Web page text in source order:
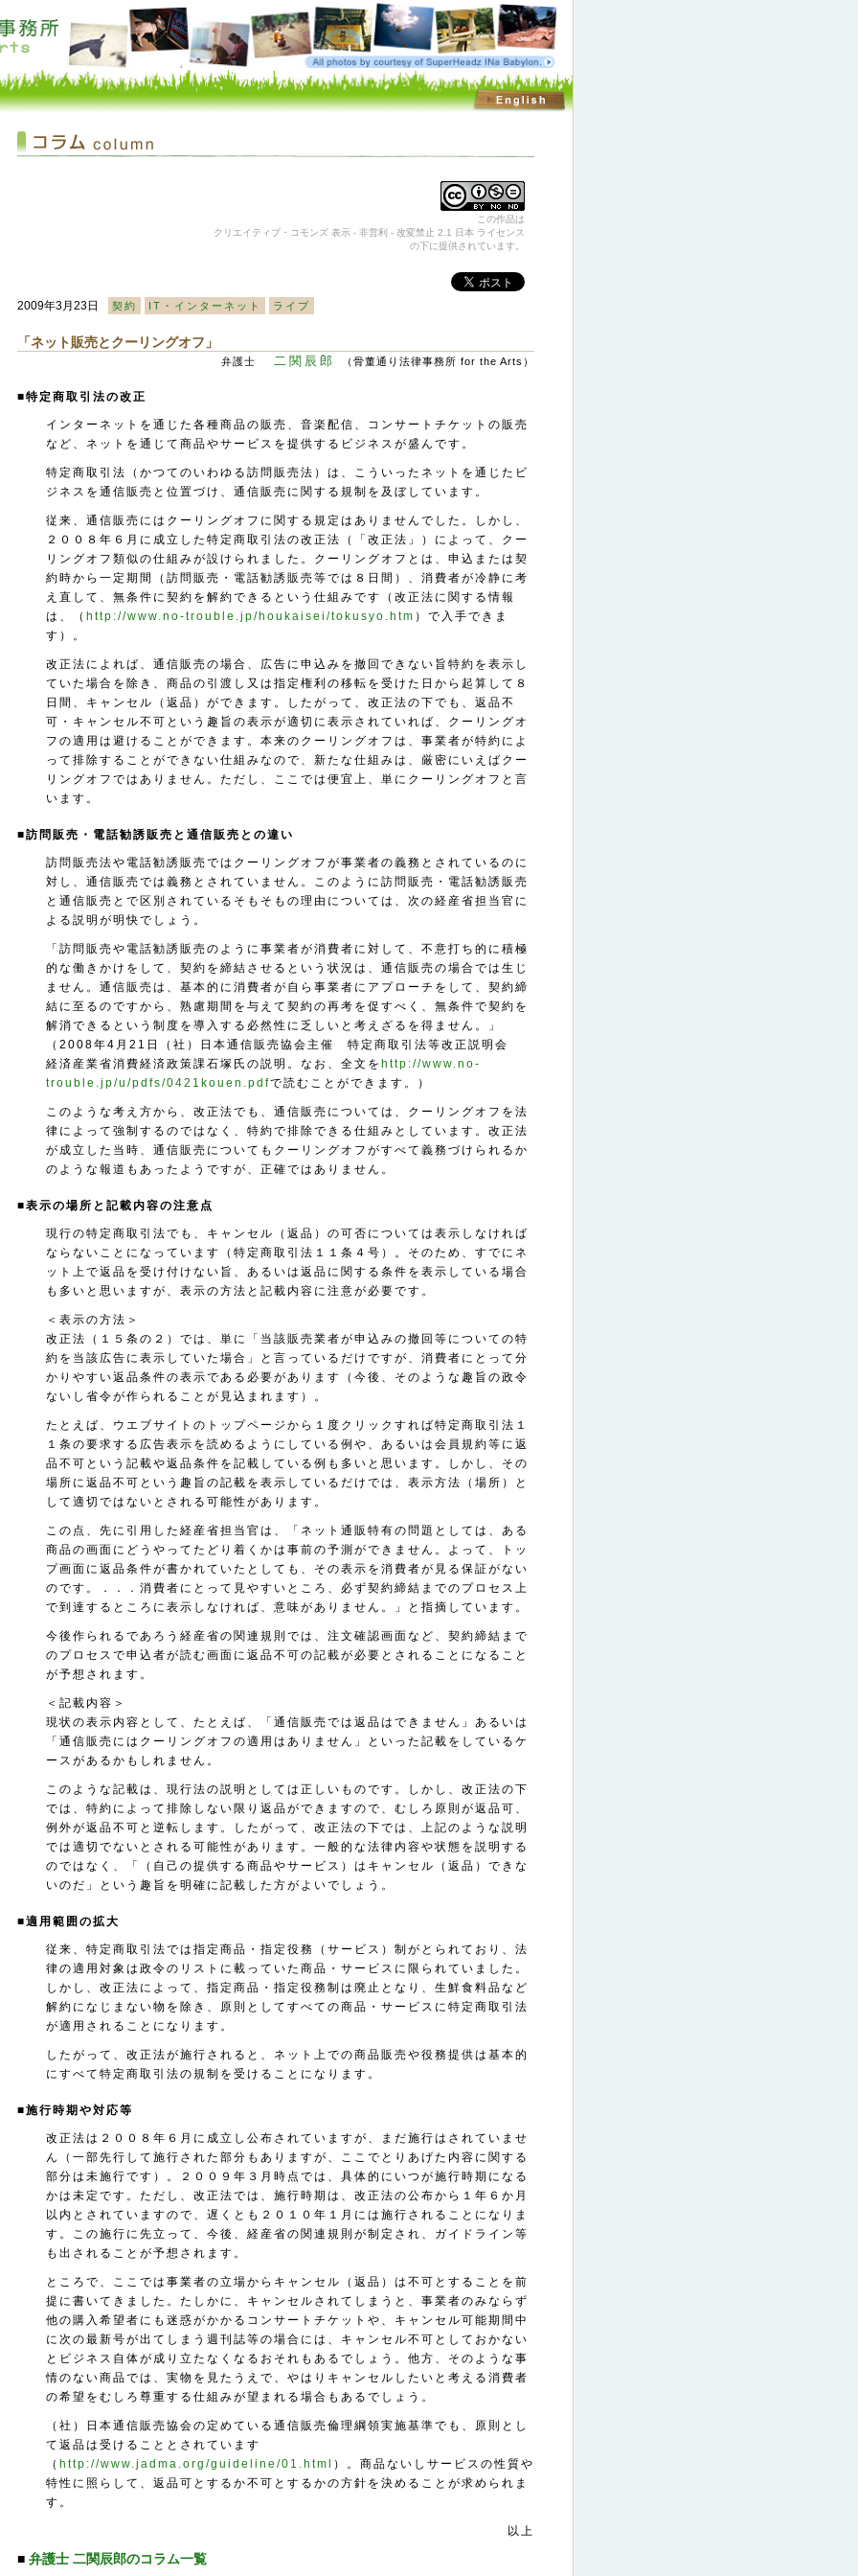
この作品は
クリエイティブ・コモンズ 表示 - 非営利 - 改変禁止 2.1 日本 ライセンス
の下に提供されています。
2009年3月23日 契約 IT・インターネット ライブ
「ネット販売とクーリングオフ」
弁護士 二関辰郎 （骨董通り法律事務所 for the Arts）
■特定商取引法の改正
インターネットを通じた各種商品の販売、音楽配信、コンサートチケットの販売
など、ネットを通じて商品やサービスを提供するビジネスが盛んです。
特定商取引法（かつてのいわゆる訪問販売法）は、こういったネットを通じたビ
ジネスを通信販売と位置づけ、通信販売に関する規制を及ぼしています。
従来、通信販売にはクーリングオフに関する規定はありませんでした。しかし、
２００８年６月に成立した特定商取引法の改正法（「改正法」）によって、クー
リングオフ類似の仕組みが設けられました。クーリングオフとは、申込または契
約時から一定期間（訪問販売・電話勧誘販売等では８日間）、消費者が冷静に考
え直して、無条件に契約を解約できるという仕組みです（改正法に関する情報
は、（ http://www.no-trouble.jp/houkaisei/tokusyo.htm ）で入手できま
す）。
改正法によれば、通信販売の場合、広告に申込みを撤回できない旨特約を表示し
ていた場合を除き、商品の引渡し又は指定権利の移転を受けた日から起算して８
日間、キャンセル（返品）ができます。したがって、改正法の下でも、返品不
可・キャンセル不可という趣旨の表示が適切に表示されていれば、クーリングオ
フの適用は避けることができます。本来のクーリングオフは、事業者が特約によ
って排除することができない仕組みなので、新たな仕組みは、厳密にいえばクー
リングオフではありません。ただし、ここでは便宜上、単にクーリングオフと言
います。
■訪問販売・電話勧誘販売と通信販売との違い
訪問販売法や電話勧誘販売ではクーリングオフが事業者の義務とされているのに
対し、通信販売では義務とされていません。このように訪問販売・電話勧誘販売
と通信販売とで区別されているそもそもの理由については、次の経産省担当官に
よる説明が明快でしょう。
「訪問販売や電話勧誘販売のように事業者が消費者に対して、不意打ち的に積極
的な働きかけをして、契約を締結させるという状況は、通信販売の場合では生じ
ません。通信販売は、基本的に消費者が自ら事業者にアプローチをして、契約締
結に至るのですから、熟慮期間を与えて契約の再考を促すべく、無条件で契約を
解消できるという制度を導入する必然性に乏しいと考えざるを得ません。」
（2008年4月21日（社）日本通信販売協会主催 特定商取引法等改正説明会
経済産業省消費経済政策課石塚氏の説明。なお、全文を http://www.no-
trouble.jp/u/pdfs/0421kouen.pdfで読むことができます。）
このような考え方から、改正法でも、通信販売については、クーリングオフを法
律によって強制するのではなく、特約で排除できる仕組みとしています。改正法
が成立した当時、通信販売についてもクーリングオフがすべて義務づけられるか
のような報道もあったようですが、正確ではありません。
■表示の場所と記載内容の注意点
現行の特定商取引法でも、キャンセル（返品）の可否については表示しなければ
ならないことになっています（特定商取引法１１条４号）。そのため、すでにネ
ット上で返品を受け付けない旨、あるいは返品に関する条件を表示している場合
も多いと思いますが、表示の方法と記載内容に注意が必要です。
＜表示の方法＞
改正法（１５条の２）では、単に「当該販売業者が申込みの撤回等についての特
約を当該広告に表示していた場合」と言っているだけですが、消費者にとって分
かりやすい返品条件の表示である必要があります（今後、そのような趣旨の政令
ないし省令が作られることが見込まれます）。
たとえば、ウエブサイトのトップページから１度クリックすれば特定商取引法１
１条の要求する広告表示を読めるようにしている例や、あるいは会員規約等に返
品不可という記載や返品条件を記載している例も多いと思います。しかし、その
場所に返品不可という趣旨の記載を表示しているだけでは、表示方法（場所）と
して適切ではないとされる可能性があります。
この点、先に引用した経産省担当官は、「ネット通販特有の問題としては、ある
商品の画面にどうやってたどり着くかは事前の予測ができません。よって、トッ
プ画面に返品条件が書かれていたとしても、その表示を消費者が見る保証がない
のです。．．．消費者にとって見やすいところ、必ず契約締結までのプロセス上
で到達するところに表示しなければ、意味がありません。」と指摘しています。
今後作られるであろう経産省の関連規則では、注文確認画面など、契約締結まで
のプロセスで申込者が読む画面に返品不可の記載が必要とされることになること
が予想されます。
＜記載内容＞
現状の表示内容として、たとえば、「通信販売では返品はできません」あるいは
「通信販売にはクーリングオフの適用はありません」といった記載をしているケ
ースがあるかもしれません。
このような記載は、現行法の説明としては正しいものです。しかし、改正法の下
では、特約によって排除しない限り返品ができますので、むしろ原則が返品可、
例外が返品不可と逆転します。したがって、改正法の下では、上記のような説明
では適切でないとされる可能性があります。一般的な法律内容や状態を説明する
のではなく、「（自己の提供する商品やサービス）はキャンセル（返品）できな
いのだ」という趣旨を明確に記載した方がよいでしょう。
■適用範囲の拡大
従来、特定商取引法では指定商品・指定役務（サービス）制がとられており、法
律の適用対象は政令のリストに載っていた商品・サービスに限られていました。
しかし、改正法によって、指定商品・指定役務制は廃止となり、生鮮食料品など
解約になじまない物を除き、原則としてすべての商品・サービスに特定商取引法
が適用されることになります。
したがって、改正法が施行されると、ネット上での商品販売や役務提供は基本的
にすべて特定商取引法の規制を受けることになります。
■施行時期や対応等
改正法は２００８年６月に成立し公布されていますが、まだ施行はされていませ
ん（一部先行して施行された部分もありますが、ここでとりあげた内容に関する
部分は未施行です）。２００９年３月時点では、具体的にいつが施行時期になる
かは未定です。ただし、改正法では、施行時期は、改正法の公布から１年６か月
以内とされていますので、遅くとも２０１０年１月には施行されることになりま
す。この施行に先立って、今後、経産省の関連規則が制定され、ガイドライン等
も出されることが予想されます。
ところで、ここでは事業者の立場からキャンセル（返品）は不可とすることを前
提に書いてきました。たしかに、キャンセルされてしまうと、事業者のみならず
他の購入希望者にも迷惑がかかるコンサートチケットや、キャンセル可能期間中
に次の最新号が出てしまう週刊誌等の場合には、キャンセル不可としておかない
とビジネス自体が成り立たなくなるおそれもあるでしょう。他方、そのような事
情のない商品では、実物を見たうえで、やはりキャンセルしたいと考える消費者
の希望をむしろ尊重する仕組みが望まれる場合もあるでしょう。
（社）日本通信販売協会の定めている通信販売倫理綱領実施基準でも、原則とし
て返品は受けることとされています
（ http://www.jadma.org/guideline/01.html
）。商品ないしサービスの性質や
特性に照らして、返品可とするか不可とするかの方針を決めることが求められま
す。
以上
■ 弁護士 二関辰郎のコラム一覧